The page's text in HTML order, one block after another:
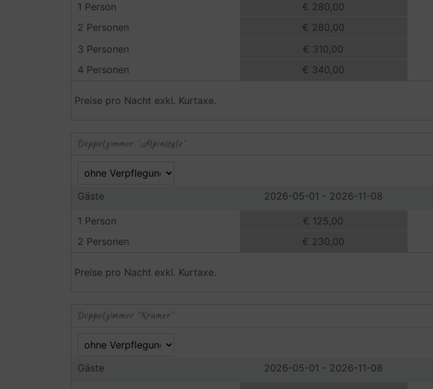
1 Person
2 Personen
3 Personen
4 Personen
€ 280,00
€ 280,00
€ 310,00
€ 340,00
Preise pro Nacht exkl. Kurtaxe.
Doppelzimmer "Alpinstyle"
Gäste
1 Person
2 Personen
2026-05-01 - 2026-11-08
€ 125,00
€ 230,00
Preise pro Nacht exkl. Kurtaxe.
Doppelzimmer "Kramer"
Gäste 2026-05-01 - 2026-11-08